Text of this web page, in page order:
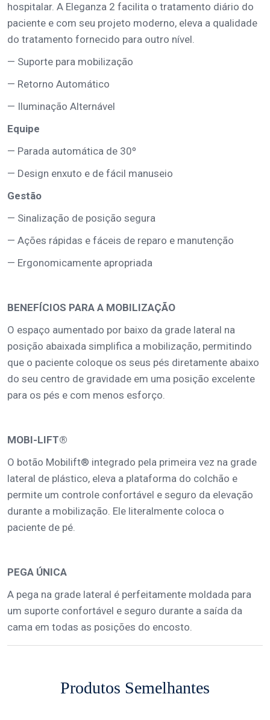
hospitalar. A Eleganza 2 facilita o tratamento diário do
paciente e com seu projeto moderno, eleva a qualidade
do tratamento fornecido para outro nível.
— Suporte para mobilização
— Retorno Automático
— Iluminação Alternável
Equipe
— Parada automática de 30º
— Design enxuto e de fácil manuseio
Gestão
— Sinalização de posição segura
— Ações rápidas e fáceis de reparo e manutenção
— Ergonomicamente apropriada
BENEFÍCIOS PARA A MOBILIZAÇÃO
O espaço aumentado por baixo da grade lateral na
posição abaixada simplifica a mobilização, permitindo
que o paciente coloque os seus pés diretamente abaixo
do seu centro de gravidade em uma posição excelente
para os pés e com menos esforço.
MOBI-LIFT®
O botão Mobilift® integrado pela primeira vez na grade
lateral de plástico, eleva a plataforma do colchão e
permite um controle confortável e seguro da elevação
durante a mobilização. Ele literalmente coloca o
paciente de pé.
PEGA ÚNICA
A pega na grade lateral é perfeitamente moldada para
um suporte confortável e seguro durante a saída da
cama em todas as posições do encosto.
Produtos Semelhantes